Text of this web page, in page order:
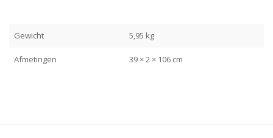
Gewicht 5,95 kg
Afmetingen 39 × 2 × 106 cm